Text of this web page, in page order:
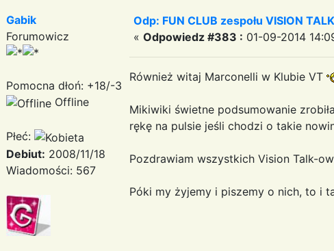
Gabik
Forumowicz
Pomocna dłoń: +18/-3
Offline
Płeć:
Debiut: 2008/11/18
Wiadomości: 567
Odp: FUN CLUB zespołu VISION TALK
« Odpowiedz #383 : 01-09-2014
Również witaj Marconelli w Klubie VT
Mikiwiki świetne podsumowanie
rękę na pulsie jeśli chodzi o takie
Pozdrawiam wszystkich Vision Talk-
Póki my żyjemy i piszemy o nich, to i